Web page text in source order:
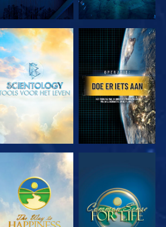
VERKEN DE
SERIE
KIJK
KIJK KIJK